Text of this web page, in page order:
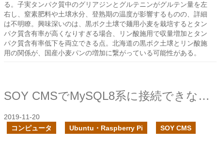
る。子実タンパク質中のグリアジンとグルテニンがグルテン量を左
右し、窒素肥料や土壌水分、登熟期の温度が影響するものの、詳細
は不明瞭。興味深いのは、黒ボク土壌で麺用小麦を栽培するとタン
パク質含有率が高くなりすぎる場合、リン酸施用で収量増加とタン
パク質含有率低下を両立できる点。北海道の黒ボク土壌とリン酸施
用の関係が、国産小麦パンの増加に繋がっている可能性がある。
SOY CMSでMySQL8系に接続できない時の対処
2019-11-20
コンピュータ
Ubuntu・Raspberry Pi SOY CMS